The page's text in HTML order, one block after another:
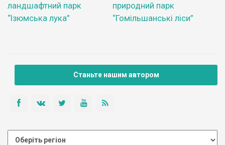
ландшафтний парк
“Ізюмська лука”
природний парк
“Гомільшанські ліси”
Станьте нашим автором